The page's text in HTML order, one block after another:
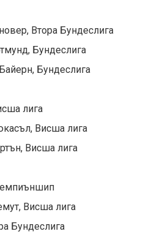
Втора Бундеслига
Бундеслига
Бундеслига
лига
Висша лига
Висша лига
Висша лига
Бундеслига